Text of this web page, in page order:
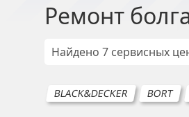
Ремонт
Найдено 7 сервисных
BLACK&DECKER BORT